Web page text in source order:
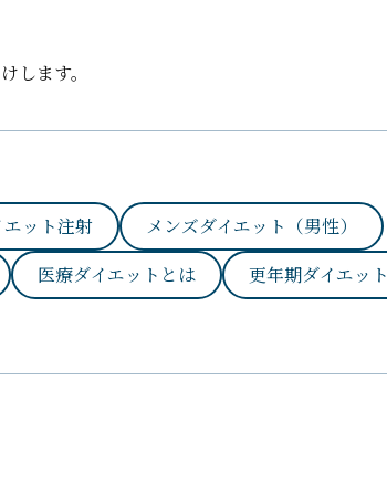
します。
エット注射
メンズダイエット（男性）
医療ダイエットとは
更年期ダイエット